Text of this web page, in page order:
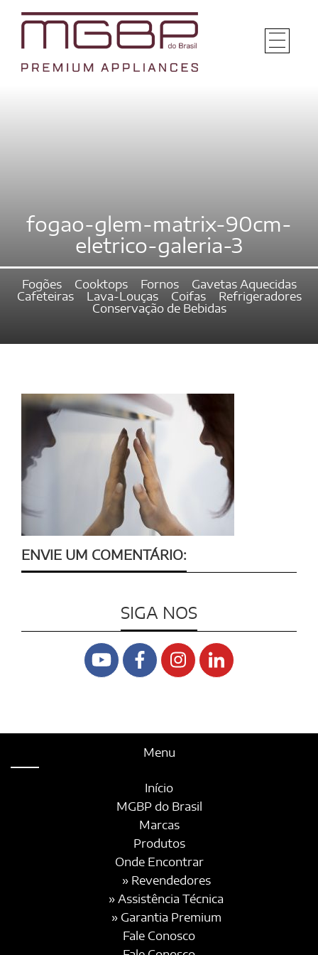
fogao-glem-matrix-90cm-
eletrico-galeria-3
Fogões Cooktops Fornos
Gavetas Aquecidas
Cafeteiras
Lava-Louças Coifas
Refrigeradores
Conservação de Bebidas
ENVIE UM COMENTÁRIO:
SIGA NOS
Menu
Início
MGBP do Brasil
Marcas
Produtos
Onde Encontrar
» Revendedores
» Assistência Técnica
» Garantia Premium
Fale Conosco